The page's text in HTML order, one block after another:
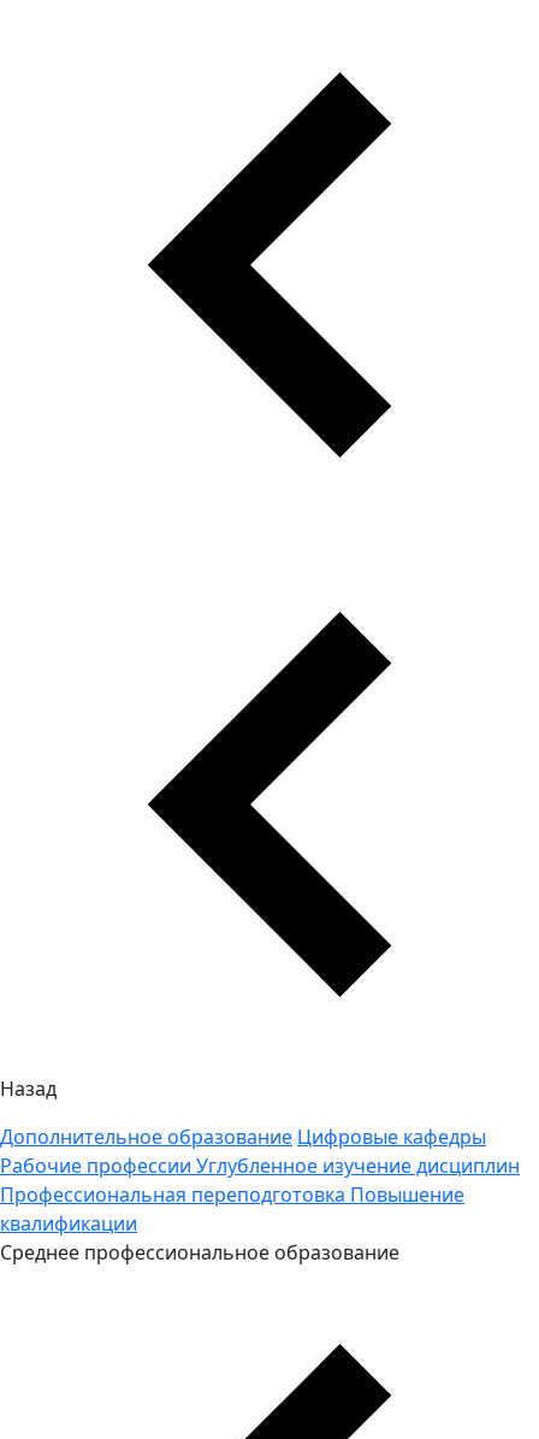
Назад
Дополнительное образование Цифровые кафедры
Рабочие профессии Углубленное изучение дисциплин
Профессиональная переподготовка Повышение
квалификации
Среднее профессиональное образование